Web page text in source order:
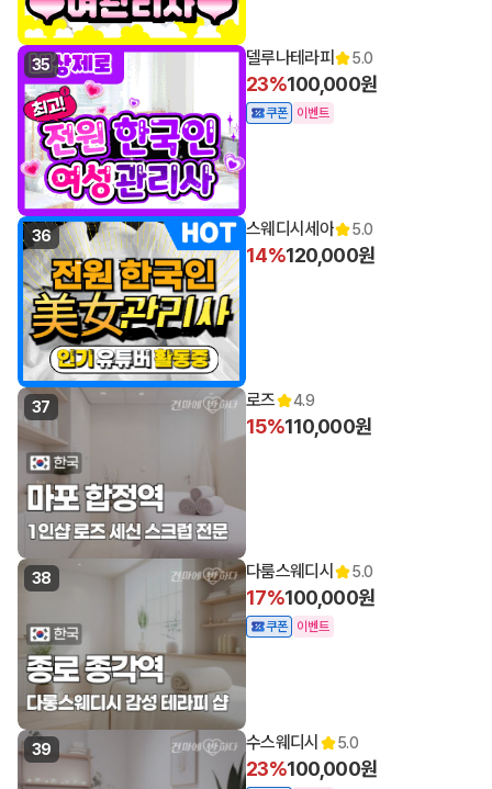
35 델루나테라피 5.0
23%100,000원
쿠폰 이벤트
36 스웨디시세아 5.0
14%120,000원
37 로즈 4.9
15%110,000원
38 다룸스웨디시 5.0
17%100,000원
쿠폰 이벤트
39 수스웨디시 5.0
23%100,000원